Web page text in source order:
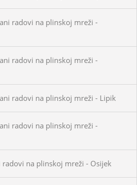
radovi na plinskoj mreži -
radovi na plinskoj mreži -
radovi na plinskoj mreži - Lipik
radovi na plinskoj mreži -
na plinskoj mreži - Osijek